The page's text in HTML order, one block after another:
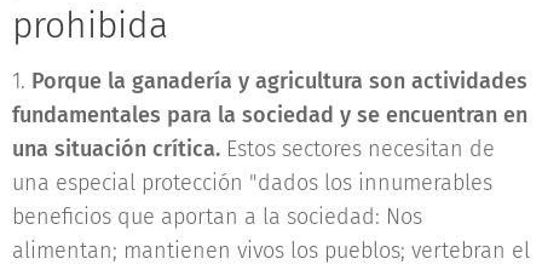
prohibida
1. Porque la ganadería y agricultura son actividades
fundamentales para la sociedad y se encuentran en
una situación crítica. Estos sectores necesitan de
una especial protección "dados los innumerables
beneficios que aportan a la sociedad: Nos
alimentan; mantienen vivos los pueblos; vertebran el